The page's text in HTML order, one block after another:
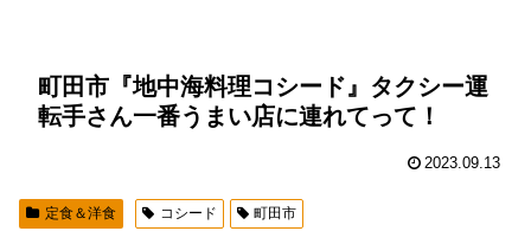
町田市『地中海料理コシード』タクシー運
転手さん一番うまい店に連れてって！
2023.09.13
定食＆洋食 コシード 町田市